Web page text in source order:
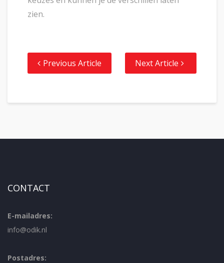
zien.
Previous Article Next Article
CONTACT
E-mailadres:
info@odik.nl
Postadres: